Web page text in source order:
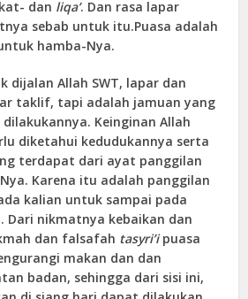
dan liqa’. Dan rasa lapar
sebab untuk itu.Puasa adalah
hamba-Nya.
dijalan Allah SWT, lapar dan
taklif, tapi adalah jamuan yang
Keinginan Allah
diketahui kedudukannya serta
terdapat dari ayat panggilan
Karena itu adalah panggilan
kalian untuk sampai pada
Dari nikmatnya kebaikan dan
dan falsafah tasyri’ipuasa
makan dan dan
badan, sehingga dari sisi ini,